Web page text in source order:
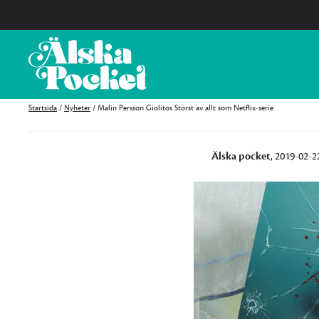
Startsida / Nyheter / Malin Persson Giolitos Störst av allt som Netflix-serie
Älska pocket, 2019-02-